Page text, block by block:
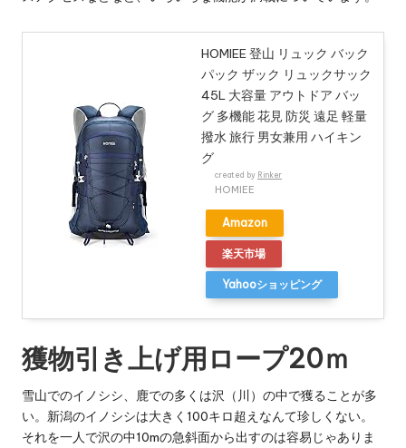
HOMIEE 登山 リュック バック
パック ザック リュックサック
45L 大容量 アウトドア バッ
グ 多機能 花見 防災 遠足 軽量
撥水 旅行 男女兼用 ハイキン
グ
created by Rinker
HOMIEE
Amazon
楽天市場
Yahooショッピング
獲物引き上げ用ロープ20ｍ
雪山でのイノシシ、鹿での多くは沢（川）の中で獲ることが多
い。新潟のイノシシは大きく100キロ超えなんて珍しくない。
それを一人で沢の中10mの急斜面から出すのは容易じゃありま